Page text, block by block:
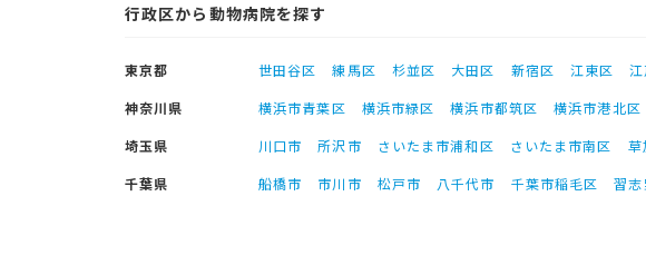
行政区から動物病院を探す
東京都 世田谷区 練馬区 杉並区 大田区 新宿区 江東区
神奈川県
横浜市青葉区 横浜市緑区 横浜市都筑区 横浜市港北区
埼玉県
川口市 所沢市 さいたま市浦和区 さいたま市南区 草
千葉県
船橋市 市川市 松戸市 八千代市 千葉市稲毛区 習